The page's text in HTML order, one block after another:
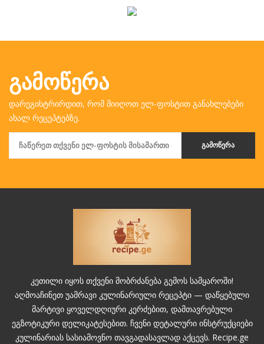
ᲒᲐᲛᲝᲬᲔᲠᲐ
დარეგისტრირდით, რომ მიიღოთ ელ-ფოსტით განახლებები
ახალ რეცეპტებზე.
ᲒᲐᲛᲝᲬᲔᲠᲐ
კეთილი იყოს თქვენი მობრძანება გემოს სამყაროში!
აღმოაჩინეთ უამრავი კულინარიული რეცეპტი — დაწყებული
მარტივი ყოველდღიური კერძებით, დამთავრებული
ეგზოტიკური დელიკატესებით. ჩვენი დეტალური ინსტრუქციები
კულინარიას სასიამოვნო თავგადასავლად აქცევს. Recipe.ge